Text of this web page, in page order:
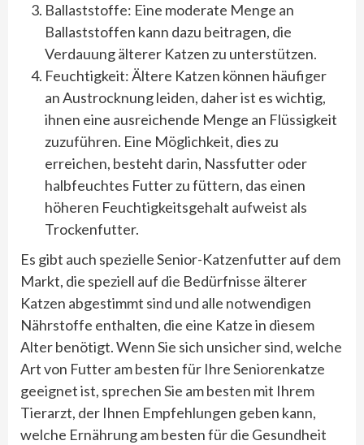
Ballaststoffe: Eine moderate Menge an
Ballaststoffen kann dazu beitragen, die
Verdauung älterer Katzen zu unterstützen.
Feuchtigkeit: Ältere Katzen können häufiger
an Austrocknung leiden, daher ist es wichtig,
ihnen eine ausreichende Menge an Flüssigkeit
zuzuführen. Eine Möglichkeit, dies zu
erreichen, besteht darin, Nassfutter oder
halbfeuchtes Futter zu füttern, das einen
höheren Feuchtigkeitsgehalt aufweist als
Trockenfutter.
Es gibt auch spezielle Senior-Katzenfutter auf dem
Markt, die speziell auf die Bedürfnisse älterer
Katzen abgestimmt sind und alle notwendigen
Nährstoffe enthalten, die eine Katze in diesem
Alter benötigt. Wenn Sie sich unsicher sind, welche
Art von Futter am besten für Ihre Seniorenkatze
geeignet ist, sprechen Sie am besten mit Ihrem
Tierarzt, der Ihnen Empfehlungen geben kann,
welche Ernährung am besten für die Gesundheit